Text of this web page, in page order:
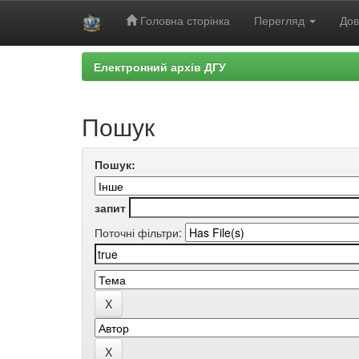
Головна сторінка Перегляд
Електронний архів ДГУ
Пошук
Пошук:
запит
Поточні фільтри: